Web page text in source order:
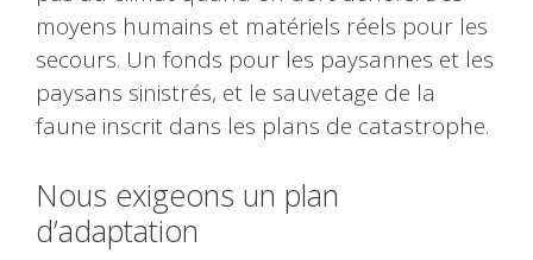
moyens humains et matériels réels pour les
secours. Un fonds pour les paysannes et les
paysans sinistrés, et le sauvetage de la
faune inscrit dans les plans de catastrophe.
Nous exigeons un plan
d’adaptation